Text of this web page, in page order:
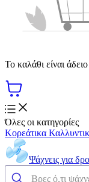
Το καλάθι είναι άδειο
Όλες οι κατηγορίες
Κορεάτικα
Ψάχνεις για